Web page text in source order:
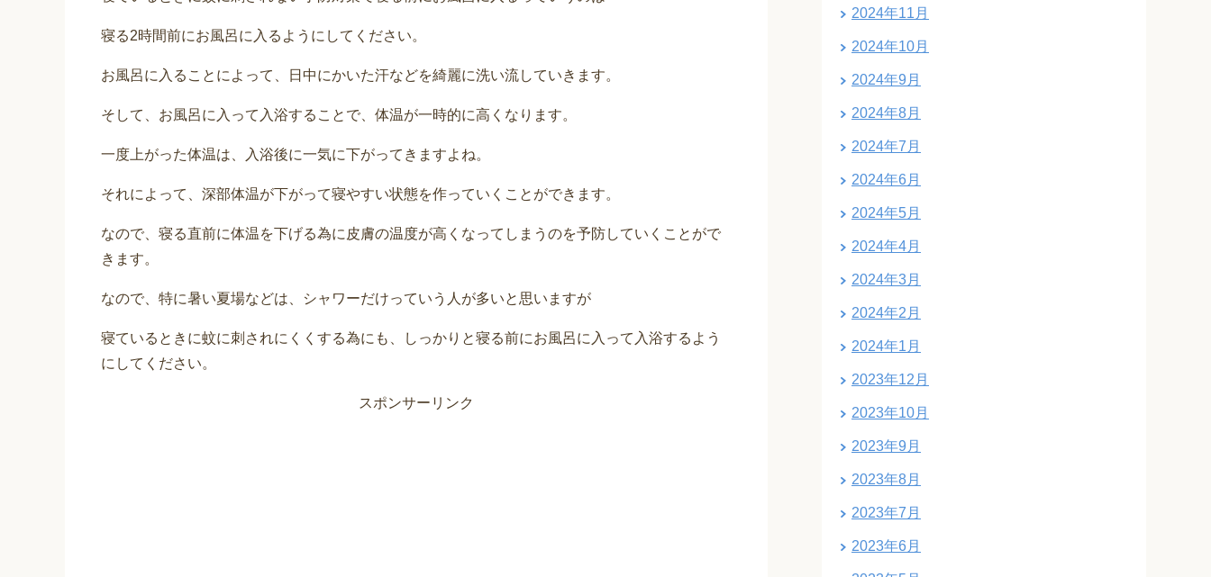
寝る2時間前にお風呂に入るようにしてください。
お風呂に入ることによって、日中にかいた汗などを綺麗に洗い流していきます。
そして、お風呂に入って入浴することで、体温が一時的に高くなります。
一度上がった体温は、入浴後に一気に下がってきますよね。
それによって、深部体温が下がって寝やすい状態を作っていくことができます。
なので、寝る直前に体温を下げる為に皮膚の温度が高くなってしまうのを予防していくことがで
きます。
なので、特に暑い夏場などは、シャワーだけっていう人が多いと思いますが
寝ているときに蚊に刺されにくくする為にも、しっかりと寝る前にお風呂に入って入浴するよう
にしてください。
スポンサーリンク
2024年11月
2024年10月
2024年9月
2024年8月
2024年7月
2024年6月
2024年5月
2024年4月
2024年3月
2024年2月
2024年1月
2023年12月
2023年10月
2023年9月
2023年8月
2023年7月
2023年6月